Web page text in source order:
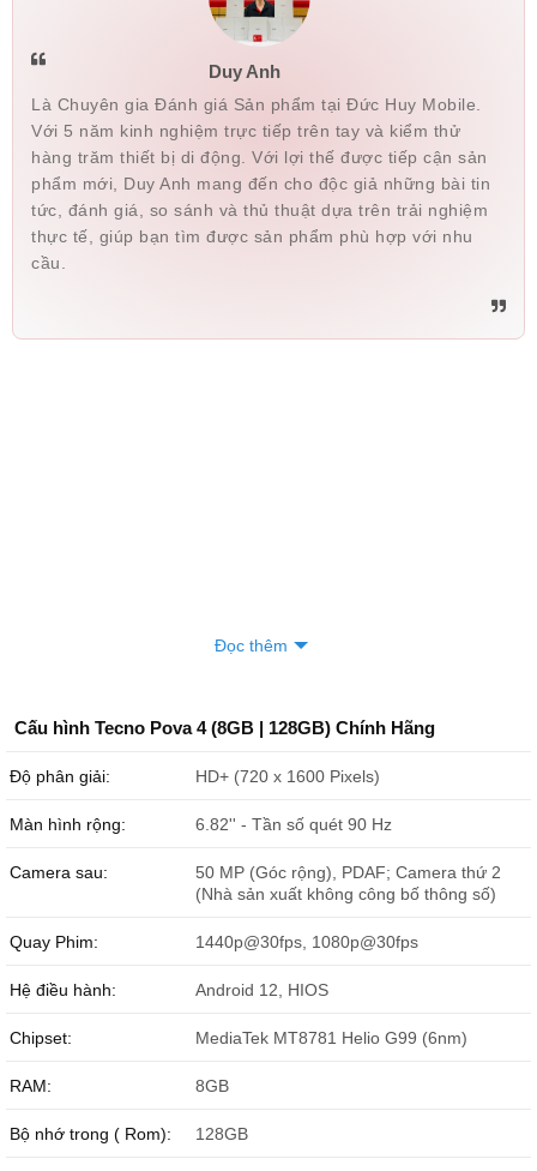
Duy Anh
Là Chuyên gia Đánh giá Sản phẩm tại Đức Huy Mobile.
Với 5 năm kinh nghiệm trực tiếp trên tay và kiểm thử
hàng trăm thiết bị di động. Với lợi thế được tiếp cận sản
phẩm mới, Duy Anh mang đến cho độc giả những bài tin
tức, đánh giá, so sánh và thủ thuật dựa trên trải nghiệm
thực tế, giúp bạn tìm được sản phẩm phù hợp với nhu
cầu.
Đọc thêm
Cấu hình Tecno Pova 4 (8GB | 128GB) Chính Hãng
Độ phân giải: HD+ (720 x 1600 Pixels)
Màn hình rộng: 6.82'' - Tần số quét 90 Hz
Camera sau:
50 MP (Góc rộng), PDAF; Camera thứ 2
(Nhà sản xuất không công bố thông số)
Quay Phim: 1440p@30fps, 1080p@30fps
Hệ điều hành: Android 12, HIOS
Chipset: MediaTek MT8781 Helio G99 (6nm)
RAM: 8GB
Bộ nhớ trong ( Rom): 128GB